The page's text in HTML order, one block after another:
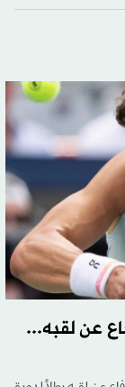
عن لقبه...